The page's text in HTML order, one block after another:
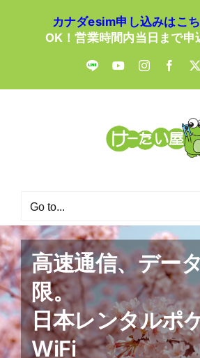
カナダesim申し込みはこち
OK！営業時間内当日まで申
LINE YouTubeInstagram
Go to...
高速通信、デー
限。
日本レンタルポ
WiFi